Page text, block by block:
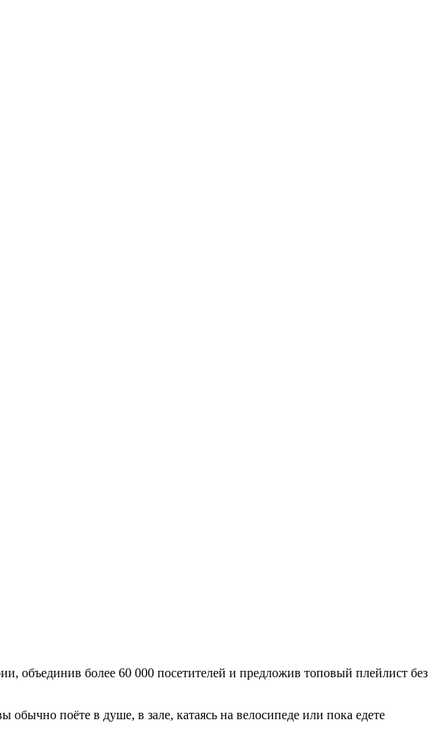
объединив более 60 000 посетителей и предложив топовый плейлист без
поёте в душе, в зале, катаясь на велосипеде или пока едете